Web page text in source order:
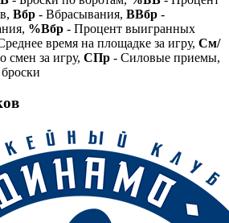
Вбр - Вбрасывания, ВВбр -
%Вбр - Процент выигранных
время на площадке за игру, См/
смен за игру, СПр - Силовые приемы,